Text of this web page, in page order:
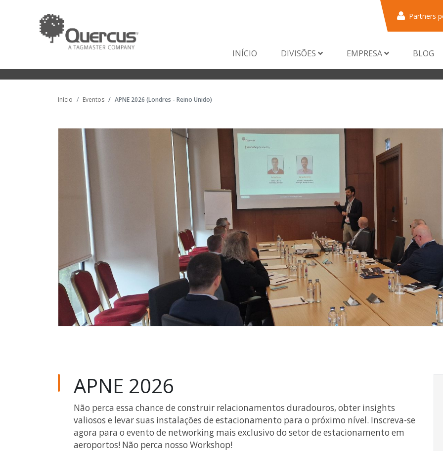
Partners
INÍCIO DIVISÕES EMPRESA BLOG
Início Eventos APNE 2026 (Londres - Reino Unido)
APNE 2026
Não perca essa chance de construir relacionamentos duradouros, obter insights
valiosos e levar suas instalações de estacionamento para o próximo nível. Inscreva-se
agora para o evento de networking mais exclusivo do setor de estacionamento em
aeroportos! Não perca nosso Workshop!